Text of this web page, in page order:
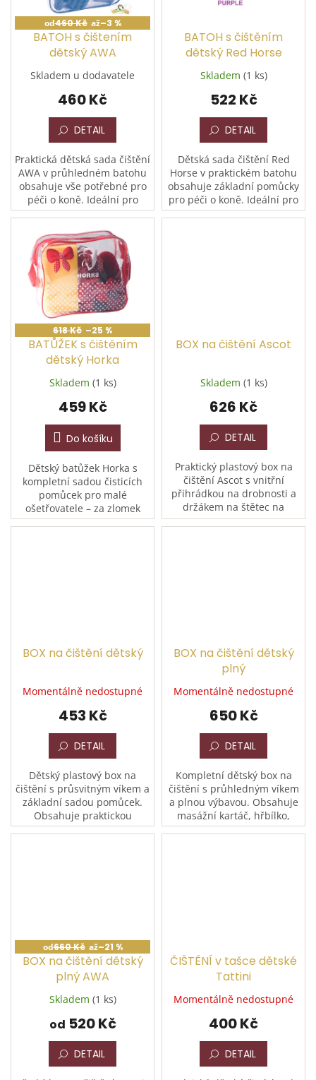
o od460 Kč až–3 %
BATOH s čištením
dětský AWA
Skladem u dodavatele
460 Kč
DETAIL
Praktická dětská sada čištění
AWA v průhledném batohu
obsahuje vše potřebné pro
péči o koně. Ideální pro
malé jezdce – lehká,
přenosná.
BATOH s čištěním
dětský Red Horse
Skladem (1 ks)
522 Kč
DETAIL
Dětská sada čištění Red
Horse v praktickém batohu
obsahuje základní pomůcky
pro péči o koně. Ideální pro
malé jezdce, navíc dostupná
618 Kč –25 %
BATŮŽEK s čištěním
dětský Horka
Skladem (1 ks)
459 Kč
Do košíku
Dětský batůžek Horka s
kompletní sadou čisticích
pomůcek pro malé
ošetřovatele – za zlomek
běžné ceny. Má pouze
BOX na čištění Ascot
Skladem (1 ks)
626 Kč
DETAIL
Praktický plastový box na
čištění Ascot s vnitřní
přihrádkou na drobnosti a
držákem na štětec na
kopyta. Díky pevné
BOX na čištění dětský
Momentálně nedostupné
453 Kč
DETAIL
Dětský plastový box na
čištění s průsvitným víkem a
základní sadou pomůcek.
Obsahuje praktickou
přihrádku pro přehledné
BOX na čištění dětský
plný
Momentálně nedostupné
650 Kč
DETAIL
Kompletní dětský box na
čištění s průhledným víkem
a plnou výbavou. Obsahuje
masážní kartáč, hřbílko,
rýžák, háček na kopyta,
od660 Kč až–21 %
BOX na čištění dětský
plný AWA
Skladem (1 ks)
od 520 Kč
DETAIL
ČIŠTĚNÍ v tašce dětské
Tattini
Momentálně nedostupné
400 Kč
DETAIL